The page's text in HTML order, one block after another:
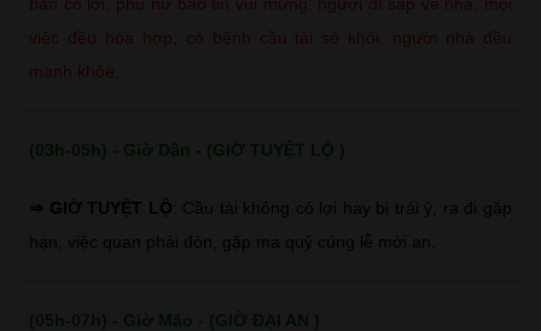
việc đều hòa hợp, có bệnh cầu tài sẽ khỏi, người nhà đều
mạnh khỏe.
(03h-05h) - Giờ Dần - (GIỜ TUYỆT LỘ )
⇒ GIỜ TUYỆT LỘ : Cầu tài không có lợi hay bị trái ý, ra đi gặp
hạn, việc quan phải đòn, gặp ma quỷ cúng lễ mới an.
(05h-07h) - Giờ Mão - (GIỜ ĐẠI AN )